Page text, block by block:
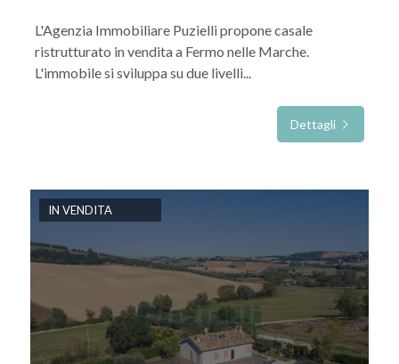
L'Agenzia Immobiliare Puzielli propone casale
ristrutturato in vendita a Fermo nelle Marche.
L'immobile si sviluppa su due livelli...
Dettagli
IN VENDITA